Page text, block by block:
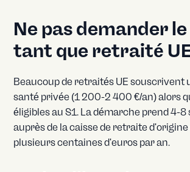
Ne pas demander le
tant que retraité
Beaucoup de retraités UE souscrivent
santé privée (1 200-2 400 €/an) alors
éligibles au S1. La démarche prend 4-8
auprès de la caisse de retraite
plusieurs centaines d'euros par an.